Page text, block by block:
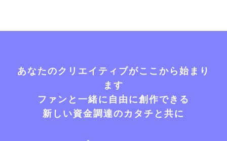
あなたのクリエイティブがここから始まり
ます
ファンと一緒に自由に創作できる
新しい資金調達のカタチと共に